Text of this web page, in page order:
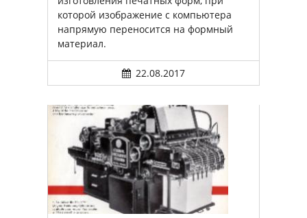
которой изображение с компьютера
напрямую переносится на формный
материал.
22.08.2017